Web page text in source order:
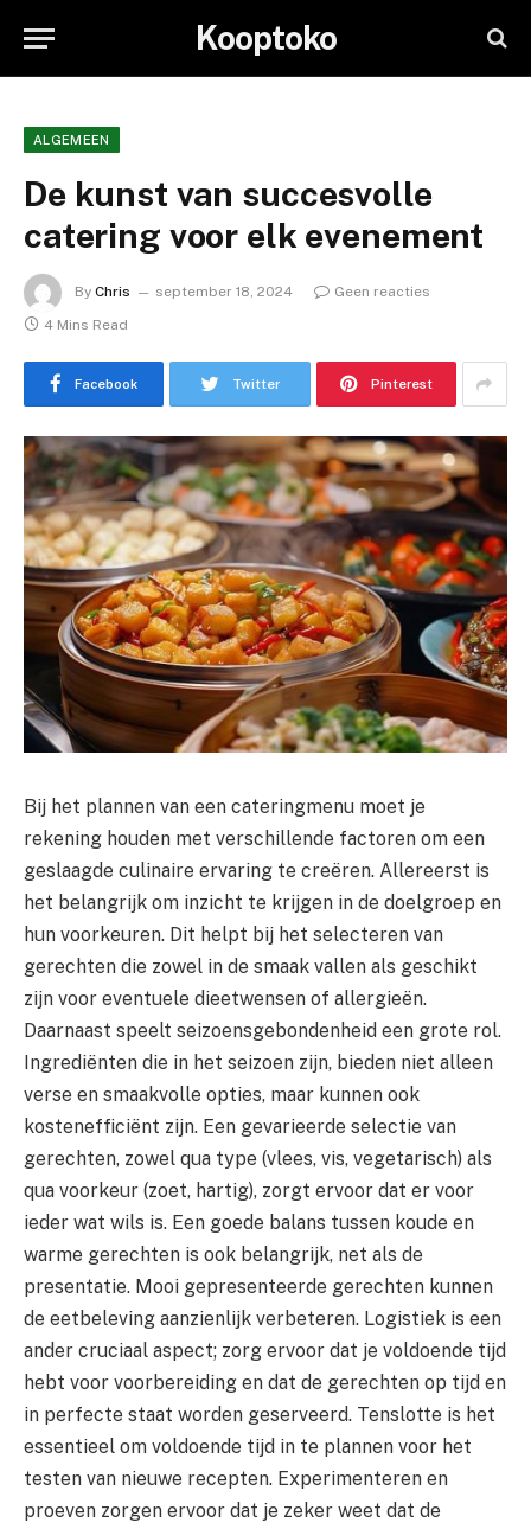
Kooptoko
ALGEMEEN
De kunst van succesvolle
catering voor elk evenement
By Chris september 18, 2024
Geen reacties
4 Mins Read
Facebook Twitter Pinterest
Bij het plannen van een cateringmenu moet je
rekening houden met verschillende factoren om een
geslaagde culinaire ervaring te creëren. Allereerst is
het belangrijk om inzicht te krijgen in de doelgroep en
hun voorkeuren. Dit helpt bij het selecteren van
gerechten die zowel in de smaak vallen als geschikt
zijn voor eventuele dieetwensen of allergieën.
Daarnaast speelt seizoensgebondenheid een grote rol.
Ingrediënten die in het seizoen zijn, bieden niet alleen
verse en smaakvolle opties, maar kunnen ook
kostenefficiënt zijn. Een gevarieerde selectie van
gerechten, zowel qua type (vlees, vis, vegetarisch) als
qua voorkeur (zoet, hartig), zorgt ervoor dat er voor
ieder wat wils is. Een goede balans tussen koude en
warme gerechten is ook belangrijk, net als de
presentatie. Mooi gepresenteerde gerechten kunnen
de eetbeleving aanzienlijk verbeteren. Logistiek is een
ander cruciaal aspect; zorg ervoor dat je voldoende tijd
hebt voor voorbereiding en dat de gerechten op tijd en
in perfecte staat worden geserveerd. Tenslotte is het
essentieel om voldoende tijd in te plannen voor het
testen van nieuwe recepten. Experimenteren en
proeven zorgen ervoor dat je zeker weet dat de